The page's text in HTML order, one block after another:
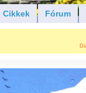
Cikkek Fórum